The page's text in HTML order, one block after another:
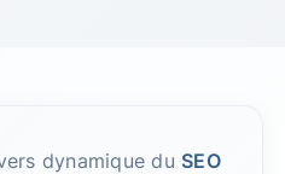
dynamique du SEO